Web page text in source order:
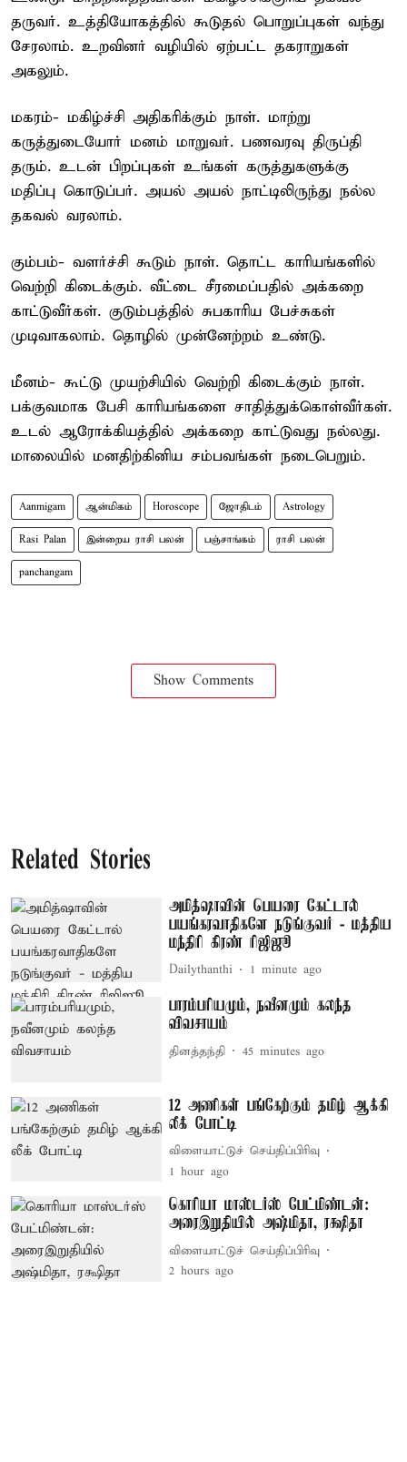
தருவர். உத்தியோகத்தில் கூடுதல் பொறுப்புகள் வந்து
சேரலாம். உறவினர் வழியில் ஏற்பட்ட தகராறுகள்
அகலும்.
மகரம்- மகிழ்ச்சி அதிகரிக்கும் நாள். மாற்று
கருத்துடையோர் மனம் மாறுவர். பணவரவு திருப்தி
தரும். உடன் பிறப்புகள் உங்கள் கருத்துகளுக்கு
மதிப்பு கொடுப்பர். அயல் அயல் நாட்டிலிருந்து நல்ல
தகவல் வரலாம்.
கும்பம்- வளர்ச்சி கூடும் நாள். தொட்ட காரியங்களில்
வெற்றி கிடைக்கும். வீட்டை சீரமைப்பதில் அக்கறை
காட்டுவீர்கள். குடும்பத்தில் சுபகாரிய பேச்சுகள்
முடிவாகலாம். தொழில் முன்னேற்றம் உண்டு.
மீனம்- கூட்டு முயற்சியில் வெற்றி கிடைக்கும் நாள்.
பக்குவமாக பேசி காரியங்களை சாதித்துக்கொள்வீர்கள்.
உடல் ஆரோக்கியத்தில் அக்கறை காட்டுவது நல்லது.
மாலையில் மனதிற்கினிய சம்பவங்கள் நடைபெறும்.
Aanmigam ஆன்மிகம் Horoscope ஜோதிடம் Astrology
Rasi Palan இன்றைய ராசி பலன் பஞ்சாங்கம் ராசி பலன்
panchangam
Show Comments
Related Stories
அமித்ஷாவின் பெயரை கேட்டால்
பயங்கரவாதிகளே நடுங்குவர் - மத்திய
மந்திரி கிரண் ரிஜிஜூ
Dailythanthi 1 minute ago
பாரம்பரியமும், நவீனமும் கலந்த
விவசாயம்
தினத்தந்தி 45 minutes ago
12 அணிகள் பங்கேற்கும் தமிழ் ஆக்கி
லீக் போட்டி
விளையாட்டுச் செய்திப்பிரிவு
1 hour ago
கொரியா மாஸ்டர்ஸ் பேட்மிண்டன்:
அரைஇறுதியில் அஷ்மிதா, ரக்ஷிதா
விளையாட்டுச் செய்திப்பிரிவு
2 hours ago